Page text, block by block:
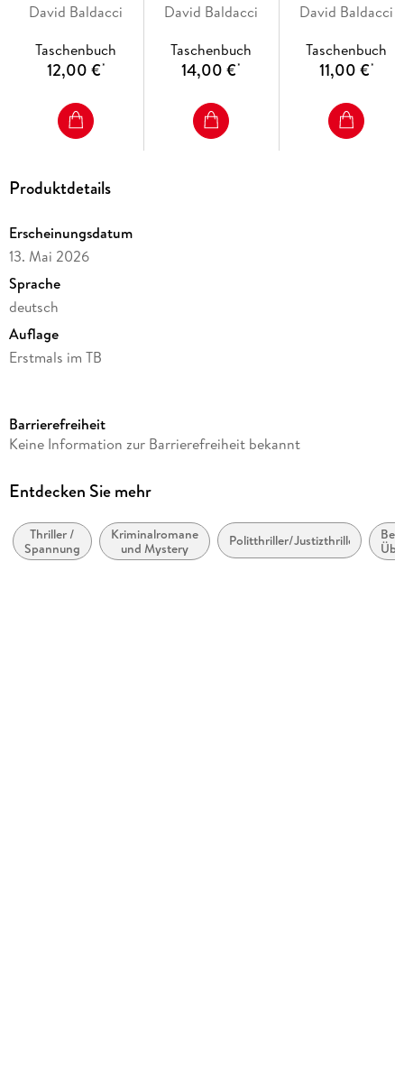
David Baldacci
Taschenbuch
12,00 €*
David Baldacci
Taschenbuch
14,00 €*
David Baldacci
Taschenbuch
11,00 €*
Produktdetails
Erscheinungsdatum
13. Mai 2026
Sprache
deutsch
Auflage
Erstmals im TB
Reihe
Autor/Autorin
Übersetzung
Norbert Jakober
Barrierefreiheit
Keine Information zur Barrierefreiheit bekannt
Entdecken Sie mehr
Thriller /
Spannung
Kriminalromane
und Mystery
Politthriller/Justizthriller